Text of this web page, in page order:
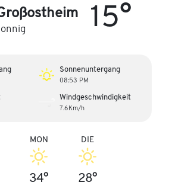
15°
Sonnenuntergang
08:53 PM
Windgeschwindigkeit
7.6Km/h
MON
34°
DIE
28°